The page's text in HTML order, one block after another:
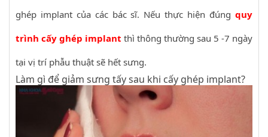
ghép implant của các bác sĩ. Nếu thực hiện đúng quy
trình cấy ghép implant thì thông thường sau 5 -7 ngày
tại vị trí phẫu thuật sẽ hết sưng.
Làm gì để giảm sưng tấy sau khi cấy ghép implant?